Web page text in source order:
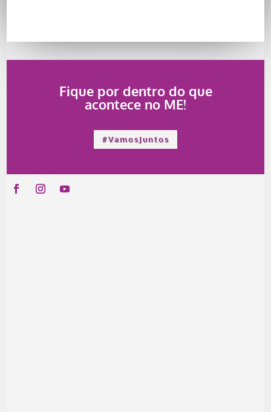
Fique por dentro do que
acontece no ME!
#VamosJuntos